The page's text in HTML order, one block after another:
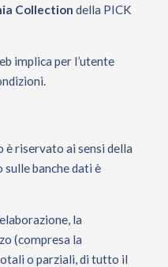
Collection della PICK
implica per l’utente
riservato ai sensi della
banche dati è
la
(compresa la
o parziali, di tutto il